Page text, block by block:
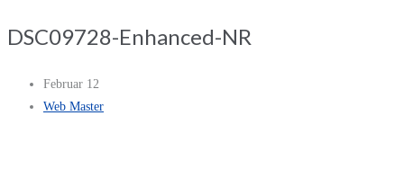
DSC09728-Enhanced-NR
Februar 12
Web Master